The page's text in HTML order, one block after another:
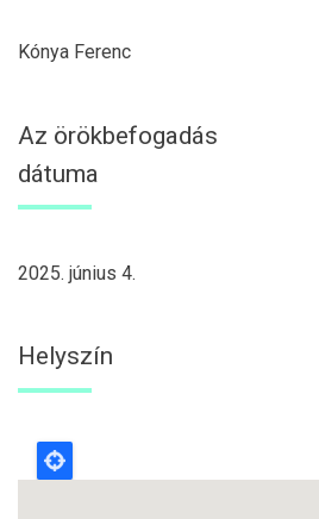
Kónya Ferenc
Az örökbefogadás
dátuma
2025. június 4.
Helyszín